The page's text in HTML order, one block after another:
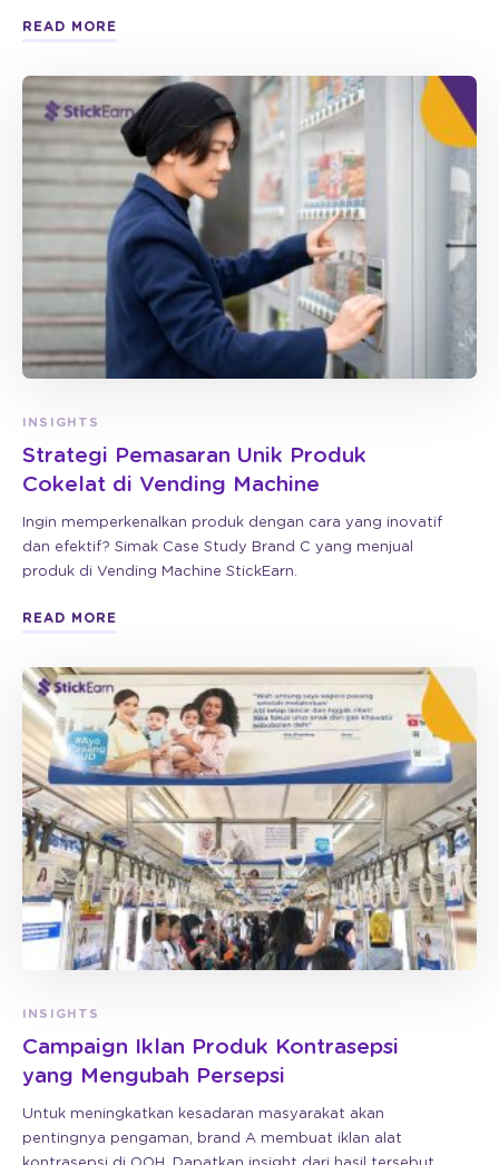
READ MORE
INSIGHTS
Strategi Pemasaran Unik Produk
Cokelat di Vending Machine
Ingin memperkenalkan produk dengan cara yang inovatif
dan efektif? Simak Case Study Brand C yang menjual
produk di Vending Machine StickEarn.
READ MORE
INSIGHTS
Campaign Iklan Produk Kontrasepsi
yang Mengubah Persepsi
Untuk meningkatkan kesadaran masyarakat akan
pentingnya pengaman, brand A membuat iklan alat